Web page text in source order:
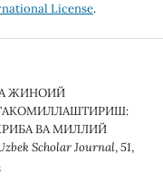
License.
ЖИНОИЙ
ВА МИЛЛИЙ
Scholar Journal,51,